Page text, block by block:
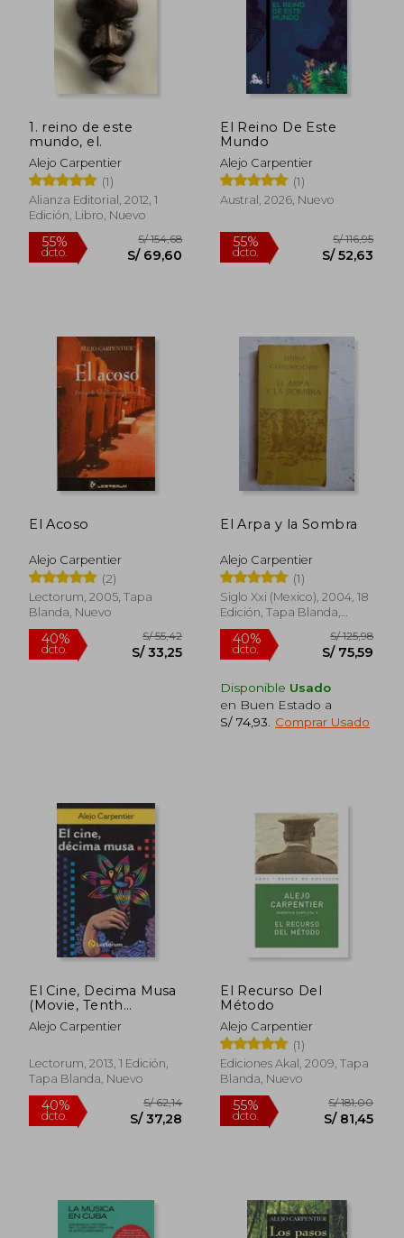
55%
dcto. S/ 73,02
55%
dcto.
1. reino de este
mundo, el.
Alejo Carpentier
(1)
Alianza Editorial, 2012, 1
Edición, Libro, Nuevo
55%
dcto. S/ 69,60
El Reino De Este
Mundo
Alejo Carpentier
(1)
Austral, 2026, Nuevo
55%
dcto. S/
El Acoso
Alejo Carpentier
(2)
Lectorum, 2005, Tapa
Blanda, Nuevo
40%
dcto.
S/ 55,42
El Arpa y la Sombra
Alejo Carpentier
(1)
Siglo Xxi (Mexico), 2004, 18
Edición, Tapa Blanda,
Nuevo
40%
dcto.
S/
Disponible Usado
en Buen Estado a
S/ 74,93
Comprar Usado
El Cine, Decima Musa
(Movie, Tenth
Goddesses)
Alejo Carpentier
Lectorum, 2013, 1 Edición,
Tapa Blanda, Nuevo
El Recurso Del
Método
Alejo Carpentier
(1)
Ediciones Akal, 2009, Tapa
Blanda, Nuevo